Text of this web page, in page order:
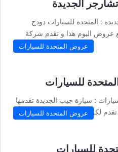
الجديدة
: المتحدة للسيارات دودج
عروض اليوم هذا و تقدم شركة
عروض المتحدة للسيارات
للسيارات
: سيارة جيب الجديدة تقدمها
تقدم لكل محبي…عروض المتحدة للسيارات
للسيارات